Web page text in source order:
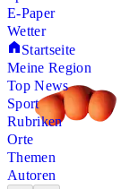
E-Paper
Wetter
Startseite
Meine Region
Top News
Sport
Rubriken
Orte
Themen
Autoren